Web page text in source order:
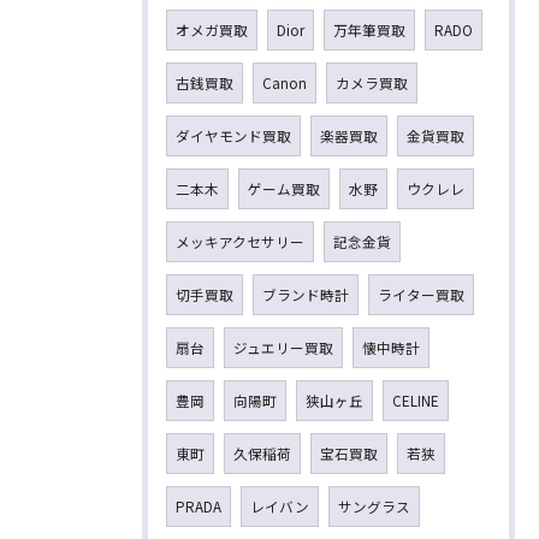
オメガ買取 Dior 万年筆買取 RADO
古銭買取 Canon カメラ買取
ダイヤモンド買取 楽器買取 金貨買取
二本木 ゲーム買取 水野 ウクレレ
メッキアクセサリー 記念金貨
切手買取 ブランド時計 ライター買取
扇台 ジュエリー買取 懐中時計
豊岡 向陽町 狭山ヶ丘 CELINE
東町 久保稲荷 宝石買取 若狭
PRADA レイバン サングラス